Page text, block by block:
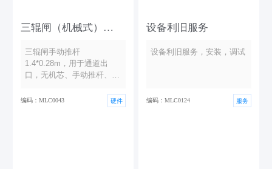
三辊闸（机械式）
三辊闸手动推杆
1.4*0.28m，用于通道出
口，无机芯、手动推杆、不
编码：MLC0043 硬件
设备利旧服务
设备利旧服务，安装，调试
编码：MLC0124 服务